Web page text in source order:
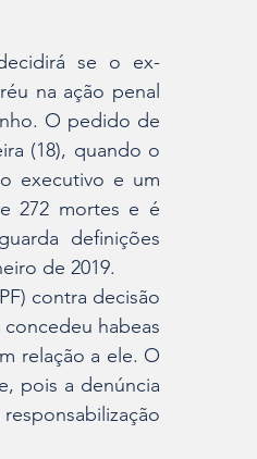
se o ex-
na ação penal
O pedido de
(18), quando o
executivo e um
272 mortes e é
definições
de 2019.
contra decisão
concedeu habeas
relação a ele. O
pois a denúncia